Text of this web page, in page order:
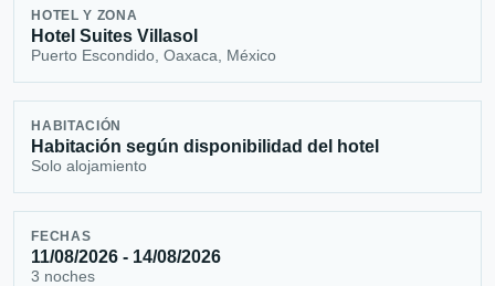
HOTEL Y ZONA
Hotel Suites Villasol
Puerto Escondido, Oaxaca, México
HABITACIÓN
Habitación según disponibilidad del hotel
Solo alojamiento
FECHAS
11/08/2026 - 14/08/2026
3 noches